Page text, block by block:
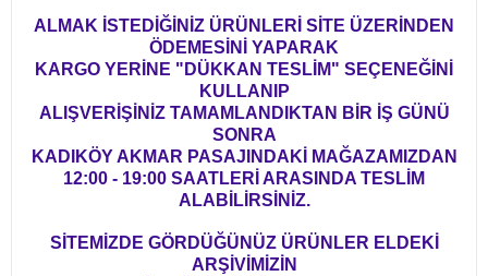
ALMAK İSTEDİĞİNİZ ÜRÜNLERİ SİTE ÜZERİNDEN
ÖDEMESİNİ YAPARAK
KARGO YERİNE "DÜKKAN TESLİM" SEÇENEĞİNİ
KULLANIP
ALIŞVERİŞİNİZ TAMAMLANDIKTAN BİR İŞ GÜNÜ
SONRA
KADIKÖY AKMAR PASAJINDAKİ MAĞAZAMIZDAN
12:00 - 19:00 SAATLERİ ARASINDA TESLİM
ALABİLİRSİNİZ.
SİTEMİZDE GÖRDÜĞÜNÜZ ÜRÜNLER ELDEKİ
ARŞİVİMİZİN